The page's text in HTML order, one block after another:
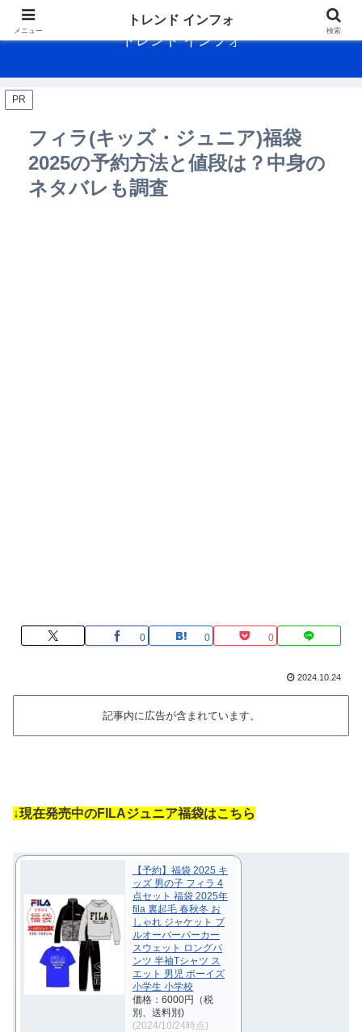
メニュー
トレンド インフォ
検索
トレンド インフォ
PR
フィラ(キッズ・ジュニア)福袋
2025の予約方法と値段は？中身の
ネタバレも調査
0 0 0
2024.10.24
記事内に広告が含まれています。
↓現在発売中のFILAジュニア福袋はこちら
【予約】福袋 2025 キ
ッズ 男の子 フィラ 4
点セット 福袋 2025年
fila 裏起毛 春秋冬 お
しゃれ ジャケット プ
ルオーバーパーカー
スウェット ロングパ
ンツ 半袖Tシャツ ス
エット 男児 ボーイズ
小学生 小学校
価格：6000円（税
別、送料別)
(2024/10/24時点)